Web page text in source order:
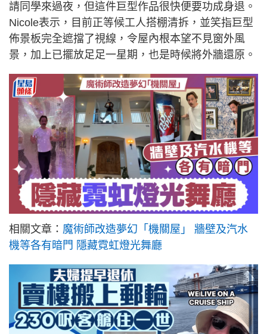
請同學來過夜，但這件巨型作品很快便要功成身退。
Nicole表示，目前正等候工人搭棚清拆，並笑指巨型
佈景板完全遮擋了視線，令屋內根本望不見窗外風
景，加上已擺放足足一星期，也是時候將外牆還原。
相關文章： 魔術師改造夢幻「機關屋」 牆壁及汽水
機等各有暗門 隱藏霓虹燈光舞廳